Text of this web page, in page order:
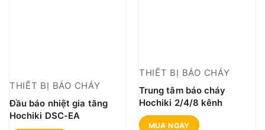
THIẾT BỊ BÁO CHÁY
Đầu báo nhiệt gia tăng
Hochiki DSC-EA
THIẾT BỊ BÁO CHÁY
Trung tâm báo cháy
Hochiki 2/4/8 kênh
MUA NGAY